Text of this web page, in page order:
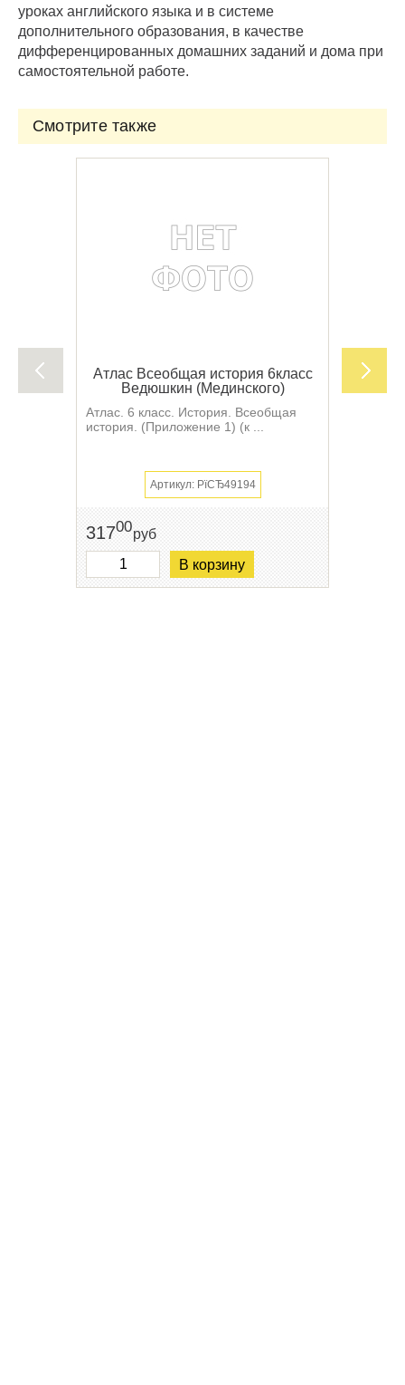
уроках английского языка и в системе
дополнительного образования, в качестве
дифференцированных домашних заданий и дома при
самостоятельной работе.
Смотрите также
Атлас Всеобщая история 6класс
Ведюшкин (Мединского)
Атлас. 6 класс. История. Всеобщая
история. (Приложение 1) (к ...
Артикул: РїСЂ49194
31700руб
В корзину